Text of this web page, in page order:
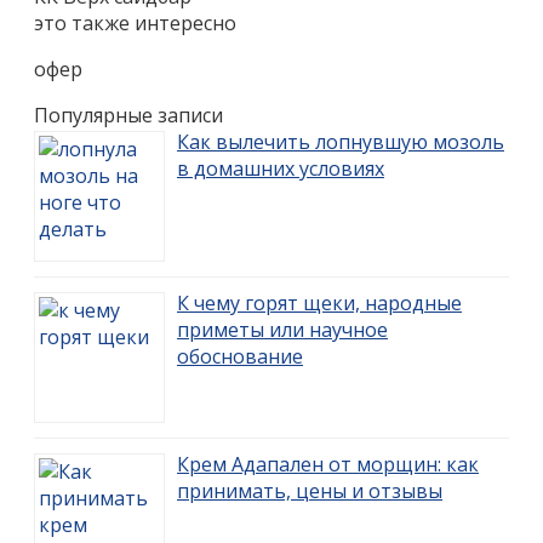
это также интересно
офер
Популярные записи
Как вылечить лопнувшую мозоль
в домашних условиях
К чему горят щеки, народные
приметы или научное
обоснование
Крем Адапален от морщин: как
принимать, цены и отзывы